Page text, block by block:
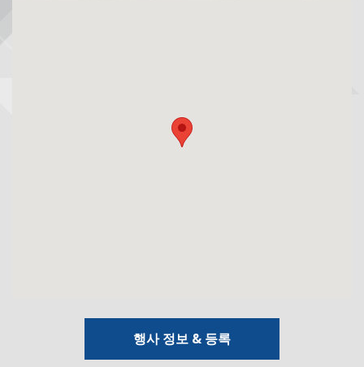
행사 정보 & 등록